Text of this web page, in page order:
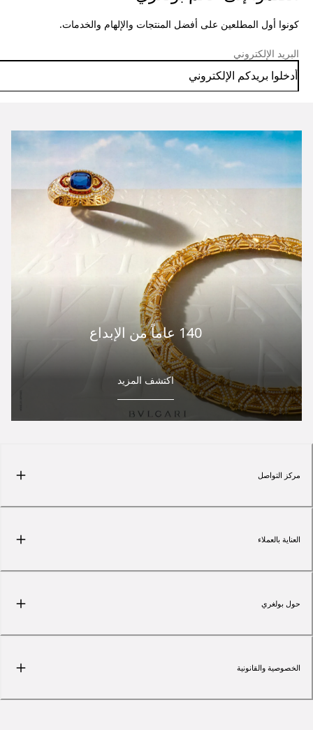
كونوا أول المطلعين على أفضل المنتجات والإلهام والخدمات.
البريد الإلكتروني
140 عاماً من الإبداع
اكتشف المزيد
مركز التواصل
العناية بالعملاء
حول بولغري
الخصوصية والقانونية